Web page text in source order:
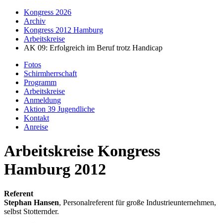
Kongress 2026
Archiv
Kongress 2012 Hamburg
Arbeitskreise
AK 09: Erfolgreich im Beruf trotz Handicap
Fotos
Schirmherrschaft
Programm
Arbeitskreise
Anmeldung
Aktion 39 Jugendliche
Kontakt
Anreise
Arbeitskreise Kongress
Hamburg 2012
Referent
Stephan Hansen, Personalreferent für große Industrieunternehmen,
selbst Stotternder.